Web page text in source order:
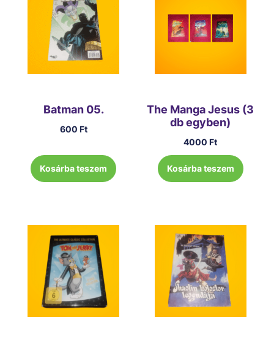
Batman 05.
600 Ft
Kosárba teszem
The Manga Jesus (3
db egyben)
4000Ft
Kosárba teszem